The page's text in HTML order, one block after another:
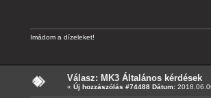
Imádom a dízeleket!
Válasz: MK3 Általános kérdések
« Új hozzászólás #74488 Dátum: